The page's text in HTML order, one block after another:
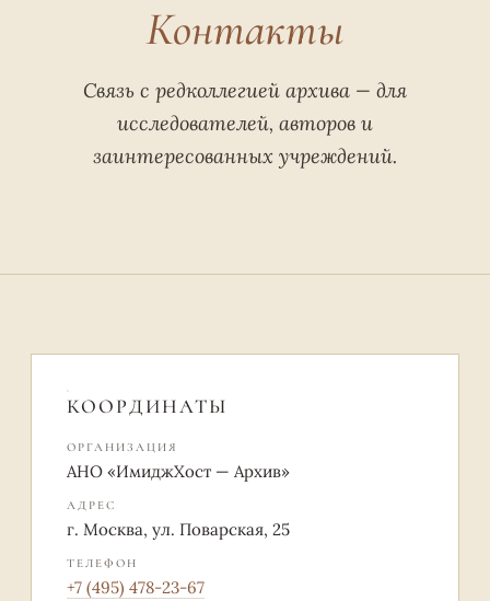
Контакты
Связь с редколлегией архива — для
исследователей, авторов и
заинтересованных учреждений.
КООРДИНАТЫ
ОРГАНИЗАЦИЯ
АНО «ИмиджХост — Архив»
АДРЕС
г. Москва, ул. Поварская, 25
ТЕЛЕФОН
+7 (495) 478-23-67